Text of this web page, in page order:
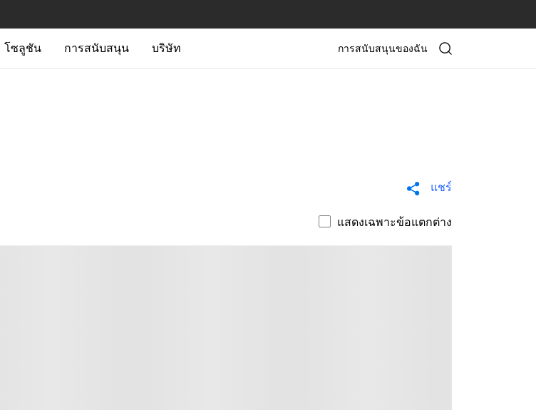
โซลูชัน การสนับสนุน บริษัท การสนับสนุนของฉัน
แชร์
แสดงเฉพาะข้อแตกต่าง